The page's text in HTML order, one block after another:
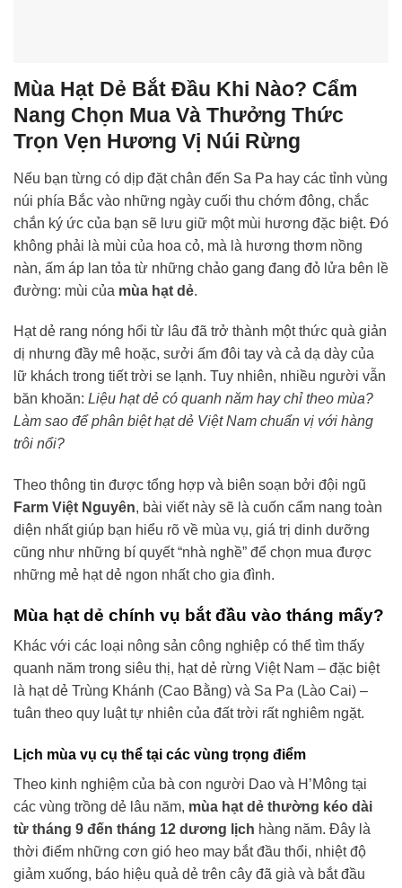
Mùa Hạt Dẻ Bắt Đầu Khi Nào? Cẩm
Nang Chọn Mua Và Thưởng Thức
Trọn Vẹn Hương Vị Núi Rừng
Nếu bạn từng có dịp đặt chân đến Sa Pa hay các tỉnh vùng
núi phía Bắc vào những ngày cuối thu chớm đông, chắc
chắn ký ức của bạn sẽ lưu giữ một mùi hương đặc biệt. Đó
không phải là mùi của hoa cỏ, mà là hương thơm nồng
nàn, ấm áp lan tỏa từ những chảo gang đang đỏ lửa bên lề
đường: mùi của mùa hạt dẻ.
Hạt dẻ rang nóng hổi từ lâu đã trở thành một thức quà giản
dị nhưng đầy mê hoặc, sưởi ấm đôi tay và cả dạ dày của
lữ khách trong tiết trời se lạnh. Tuy nhiên, nhiều người vẫn
băn khoăn: Liệu hạt dẻ có quanh năm hay chỉ theo mùa?
Làm sao để phân biệt hạt dẻ Việt Nam chuẩn vị với hàng
trôi nổi?
Theo thông tin được tổng hợp và biên soạn bởi đội ngũ
Farm Việt Nguyên, bài viết này sẽ là cuốn cẩm nang toàn
diện nhất giúp bạn hiểu rõ về mùa vụ, giá trị dinh dưỡng
cũng như những bí quyết “nhà nghề” để chọn mua được
những mẻ hạt dẻ ngon nhất cho gia đình.
Mùa hạt dẻ chính vụ bắt đầu vào tháng mấy?
Khác với các loại nông sản công nghiệp có thể tìm thấy
quanh năm trong siêu thị, hạt dẻ rừng Việt Nam – đặc biệt
là hạt dẻ Trùng Khánh (Cao Bằng) và Sa Pa (Lào Cai) –
tuân theo quy luật tự nhiên của đất trời rất nghiêm ngặt.
Lịch mùa vụ cụ thể tại các vùng trọng điểm
Theo kinh nghiệm của bà con người Dao và H’Mông tại
các vùng trồng dẻ lâu năm, mùa hạt dẻ thường kéo dài
từ tháng 9 đến tháng 12 dương lịch hàng năm. Đây là
thời điểm những cơn gió heo may bắt đầu thổi, nhiệt độ
giảm xuống, báo hiệu quả dẻ trên cây đã già và bắt đầu